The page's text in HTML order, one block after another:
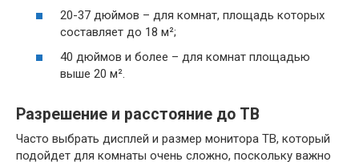
20-37 дюймов – для комнат, площадь которых
составляет до 18 м²;
40 дюймов и более – для комнат площадью
выше 20 м².
Разрешение и расстояние до ТВ
Часто выбрать дисплей и размер монитора ТВ, который
подойдет для комнаты очень сложно, поскольку важно